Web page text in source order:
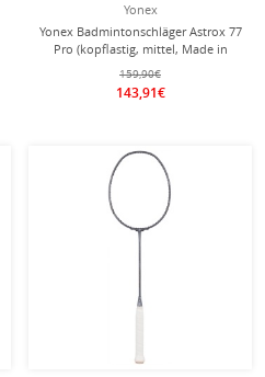
Yonex
Yonex Badmintonschläger Astrox 77
Pro (kopflastig, mittel, Made in
Japan) orange - unbesaitet -
159,90€
143,91€